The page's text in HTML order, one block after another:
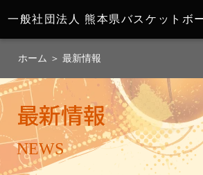
一般社団法人 熊本県バスケットボ
ホーム ＞ 最新情報
最新情報
NEWS